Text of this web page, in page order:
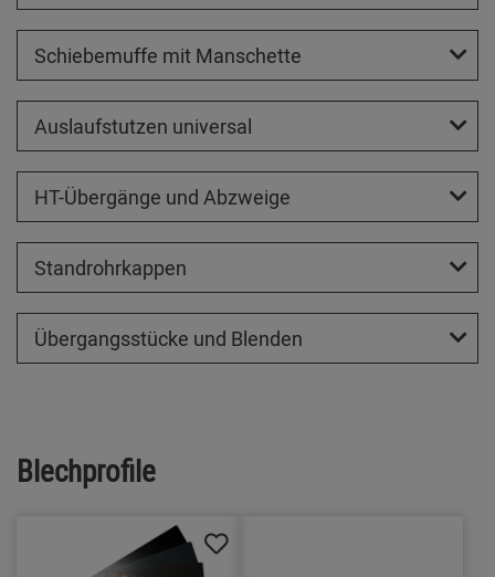
Schiebemuffe mit Manschette
Auslaufstutzen universal
HT-Übergänge und Abzweige
Standrohrkappen
Übergangsstücke und Blenden
Blechprofile